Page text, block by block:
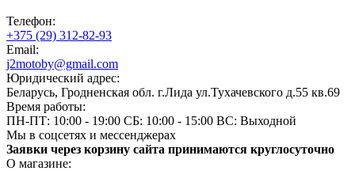
Телефон:
+375 (29) 312-82-93
Email:
j2motoby@gmail.com
Юридический адрес:
Беларусь, Гродненская обл. г.Лида ул.Тухачевского д.55 кв.69
Время работы:
ПН-ПТ: 10:00 - 19:00 СБ: 10:00 - 15:00 ВС: Выходной
Мы в соцсетях и мессенджерах
Заявки через корзину сайта принимаются круглосуточно
О магазине: